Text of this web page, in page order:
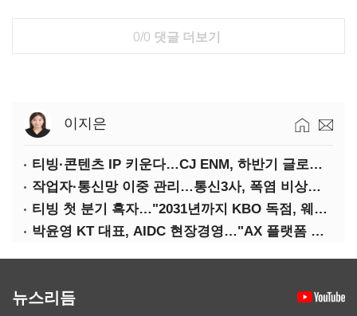
0/0 댓글 더보기
이지은
티빙·콘텐츠 IP 키운다…CJ ENM, 하반기 글로벌 확장 가속
작업자·통신망 이중 관리…통신3사, 폭염 비상대응 돌입
티빙 첫 분기 흑자…"2031년까지 KBO 독점, 웨이브 합병도 속도"
박윤영 KT 대표, AIDC 현장경영…"AX 플랫폼 핵심 인프라로 키운다"
뉴스리듬